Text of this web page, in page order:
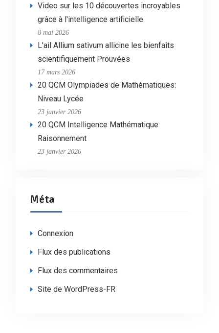
Video sur les 10 découvertes incroyables
grâce à l'intelligence artificielle
8 mai 2026
L'ail Allium sativum allicine les bienfaits
scientifiquement Prouvées
17 mars 2026
20 QCM Olympiades de Mathématiques:
Niveau Lycée
23 janvier 2026
20 QCM Intelligence Mathématique
Raisonnement
23 janvier 2026
Méta
Connexion
Flux des publications
Flux des commentaires
Site de WordPress-FR